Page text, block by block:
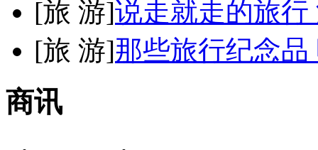
[旅 游]说走就走的旅
[旅 游]那些旅行纪念
商讯